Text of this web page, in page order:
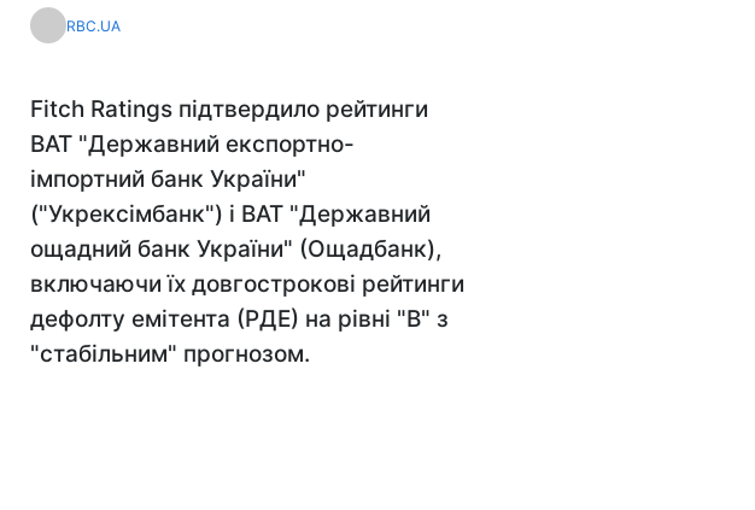
RBC.UA
Fitch Ratings підтвердило рейтинги
ВАТ "Державний експортно-
імпортний банк України"
("Укрексімбанк") і ВАТ "Державний
ощадний банк України" (Ощадбанк),
включаючи їх довгострокові рейтинги
дефолту емітента (РДЕ) на рівні "B" з
"стабільним" прогнозом.